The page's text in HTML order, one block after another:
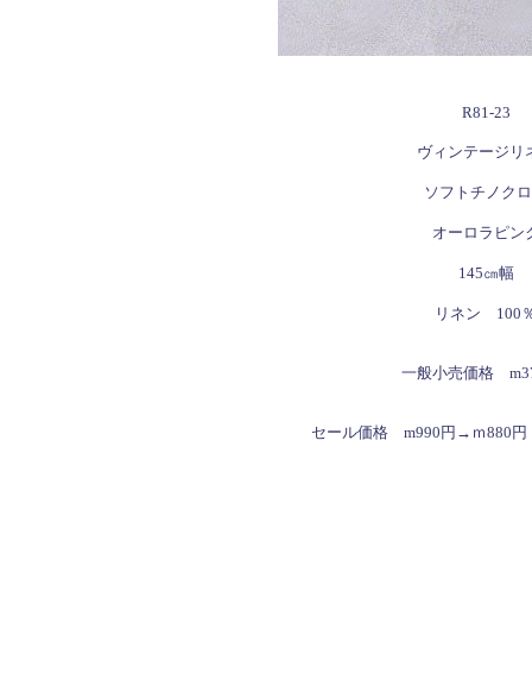
R81-23
ヴィンテージリ
ソフトチノク
オーロラピン
145㎝幅
リネン 100
一般小売価格
セール価格 m990円→ｍ880